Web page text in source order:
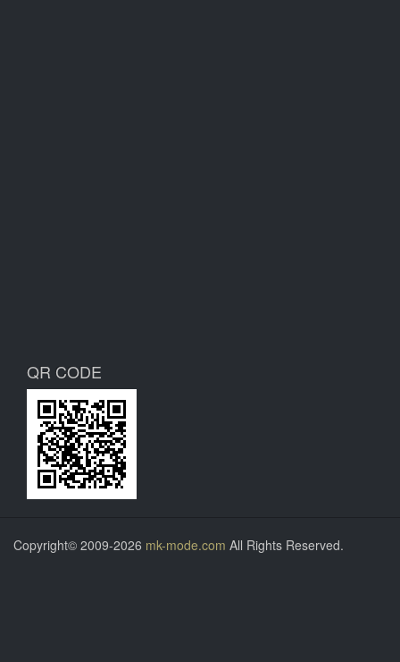
QR CODE
Copyright© 2009-2026 mk-mode.com All Rights Reserved.